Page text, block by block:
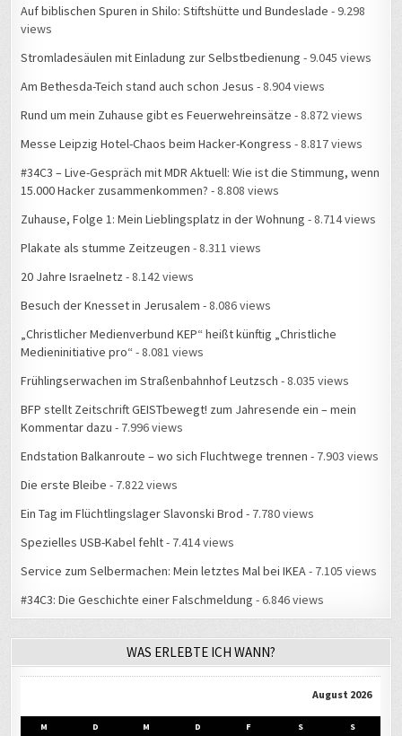
Auf biblischen Spuren in Shilo: Stiftshütte und Bundeslade - 9.298
views
Stromladesäulen mit Einladung zur Selbstbedienung - 9.045 views
Am Bethesda-Teich stand auch schon Jesus - 8.904 views
Rund um mein Zuhause gibt es Feuerwehreinsätze - 8.872 views
Messe Leipzig Hotel-Chaos beim Hacker-Kongress - 8.817 views
#34C3 – Live-Gespräch mit MDR Aktuell: Wie ist die Stimmung, wenn
15.000 Hacker zusammenkommen? - 8.808 views
Zuhause, Folge 1: Mein Lieblingsplatz in der Wohnung - 8.714 views
Plakate als stumme Zeitzeugen - 8.311 views
20 Jahre Israelnetz - 8.142 views
Besuch der Knesset in Jerusalem - 8.086 views
„Christlicher Medienverbund KEP“ heißt künftig „Christliche
Medieninitiative pro“ - 8.081 views
Frühlingserwachen im Straßenbahnhof Leutzsch - 8.035 views
BFP stellt Zeitschrift GEISTbewegt! zum Jahresende ein – mein
Kommentar dazu - 7.996 views
Endstation Balkanroute – wo sich Fluchtwege trennen - 7.903 views
Die erste Bleibe - 7.822 views
Ein Tag im Flüchtlingslager Slavonski Brod - 7.780 views
Spezielles USB-Kabel fehlt- 7.414 views
Service zum Selbermachen: Mein letztes Mal bei IKEA- 7.105 views
#34C3: Die Geschichte einer Falschmeldung - 6.846 views
WAS ERLEBTE ICH WANN?
August 2026
M D M D F S S